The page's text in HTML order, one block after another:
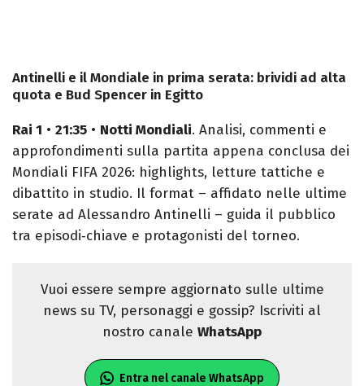
Antinelli e il Mondiale in prima serata: brividi ad alta
quota e Bud Spencer in Egitto
Rai 1 • 21:35 • Notti Mondiali. Analisi, commenti e
approfondimenti sulla partita appena conclusa dei
Mondiali FIFA 2026: highlights, letture tattiche e
dibattito in studio. Il format – affidato nelle ultime
serate ad Alessandro Antinelli – guida il pubblico
tra episodi‑chiave e protagonisti del torneo.
Vuoi essere sempre aggiornato sulle ultime
news su TV, personaggi e gossip? Iscriviti al
nostro canale WhatsApp
Entra nel canale WhatsApp